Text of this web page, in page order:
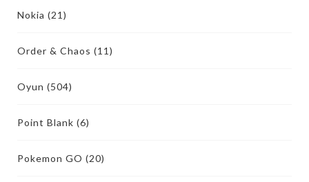
Nokia (21)
Order & Chaos (11)
Oyun (504)
Point Blank (6)
Pokemon GO (20)